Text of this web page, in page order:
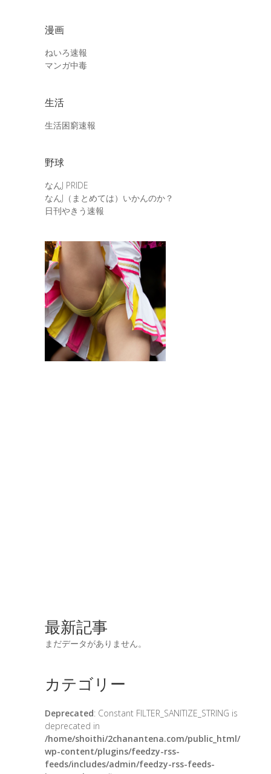
漫画
ねいろ速報
マンガ中毒
生活
生活困窮速報
野球
なんJ PRIDE
なんJ（まとめては）いかんのか？
日刊やきう速報
最新記事
まだデータがありません。
カテゴリー
Deprecated: Constant FILTER_SANITIZE_STRING is
deprecated in
/home/shoithi/2chanantena.com/public_html/
wp-content/plugins/feedzy-rss-
feeds/includes/admin/feedzy-rss-feeds-